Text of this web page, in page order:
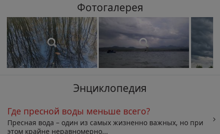
Фотогалерея
Энциклопедия
Где пресной воды меньше всего?
Пресная вода – один из самых жизненно важных, но при
этом крайне неравномерно...